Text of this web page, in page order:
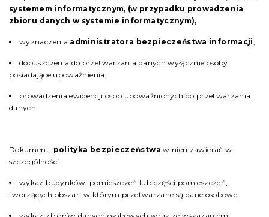
systemem informatycznym, (w przypadku prowadzenia
zbioru danych w systemie informatycznym),
wyznaczenia administratora bezpieczeństwa informacji,
dopuszczenia do przetwarzania danych wyłącznie osoby
posiadające upoważnienia,
prowadzenia ewidencji osób upoważnionych do przetwarzania
danych.
Dokument, polityka bezpieczeństwa winien zawierać w
szczególności :
wykaz budynków, pomieszczeń lub części pomieszczeń,
tworzących obszar, w którym przetwarzane są dane osobowe,